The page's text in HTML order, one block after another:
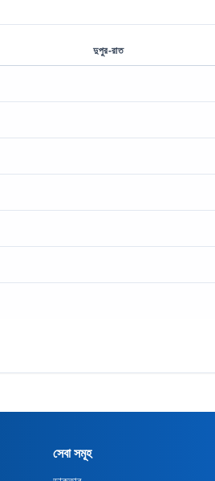
দুপুর-রাত
সেবা সমূহ